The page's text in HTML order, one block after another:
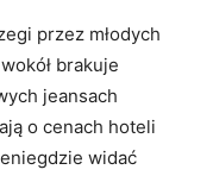
przez młodych
brakuje
jeansach
o cenach hoteli
widać